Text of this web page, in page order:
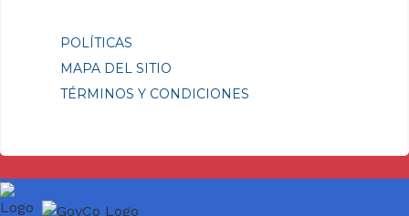
POLÍTICAS
MAPA DEL SITIO
TÉRMINOS Y CONDICIONES